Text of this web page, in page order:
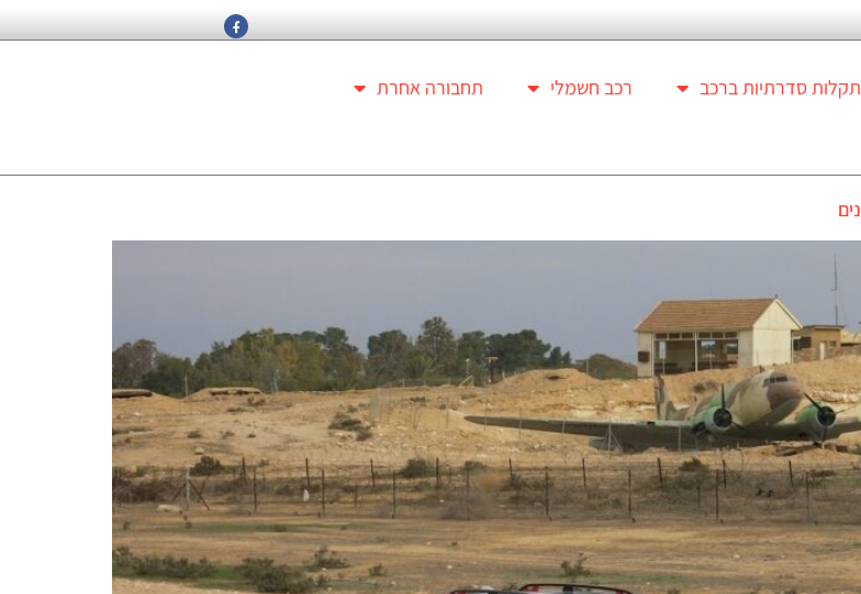
תקלות סדרתיות ברכב רכב חשמלי
תחבורה אחרת